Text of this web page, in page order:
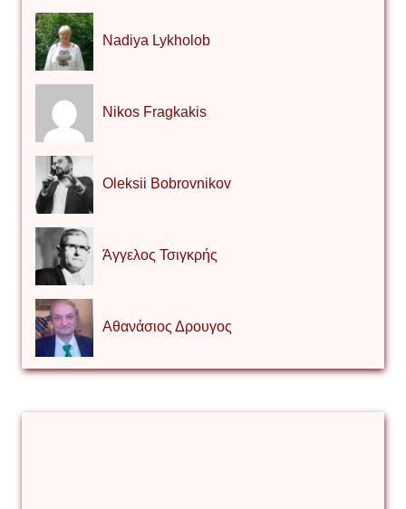
Nadiya Lykholob
Nikos Fragkakis
Oleksii Bobrovnikov
Άγγελος Τσιγκρής
Αθανάσιος Δρουγος